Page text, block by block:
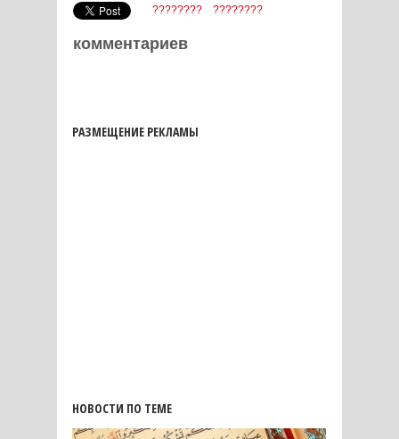
???????? ????????
комментариев
РАЗМЕЩЕНИЕ РЕКЛАМЫ
НОВОСТИ ПО ТЕМЕ